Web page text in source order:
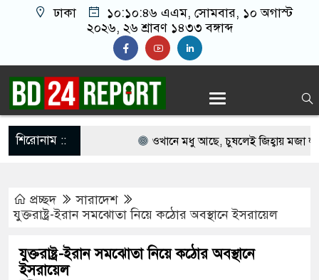
ঢাকা ১০:১০:৪৬ এএম, সোমবার, ১০ অগাস্ট
২০২৬, ২৬ শ্রাবণ ১৪৩৩ বঙ্গাব্দ
শিরোনাম :: ওখানে মধু আছে, চুষলেই জিহ্বায় মজা
শেষ কথা
জলকামান ব্যবহার
প্রচ্ছদ
সারাদেশ
যুক্তরাষ্ট্র-ইরান সমঝোতা নিয়ে কঠোর অবস্থানে ইসরায়েল
যুক্তরাষ্ট্র-ইরান সমঝোতা নিয়ে কঠোর অবস্থানে
ইসরায়েল